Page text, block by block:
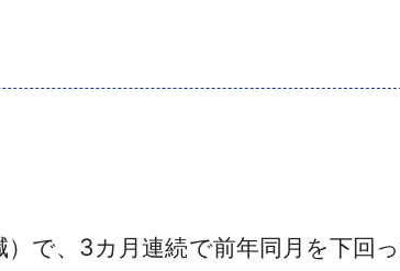
で、3カ月連続で前年同月を下回っ